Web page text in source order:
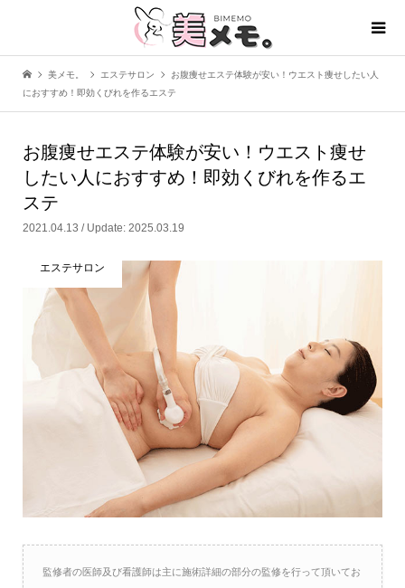
美メモ。 エステサロン
お腹痩せエステ体験が安い！ウエスト痩せしたい人
におすすめ！即効くびれを作るエステ
お腹痩せエステ体験が安い！ウエスト痩せ
したい人におすすめ！即効くびれを作るエ
ステ
2021.04.13 / Update: 2025.03.19
エステサロン
監修者の医師及び看護師は主に施術詳細の部分の監修を行って頂いてお